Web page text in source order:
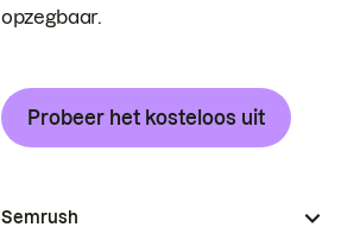
opzegbaar.
Probeer het kosteloos uit
Semrush